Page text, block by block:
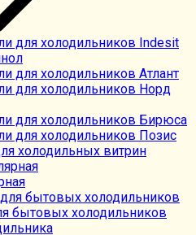
для холодильников Indesit
для холодильников Атлант
для холодильников Норд
для холодильников Бирюса
для холодильников Позис
холодильных витрин
бытовых холодильников